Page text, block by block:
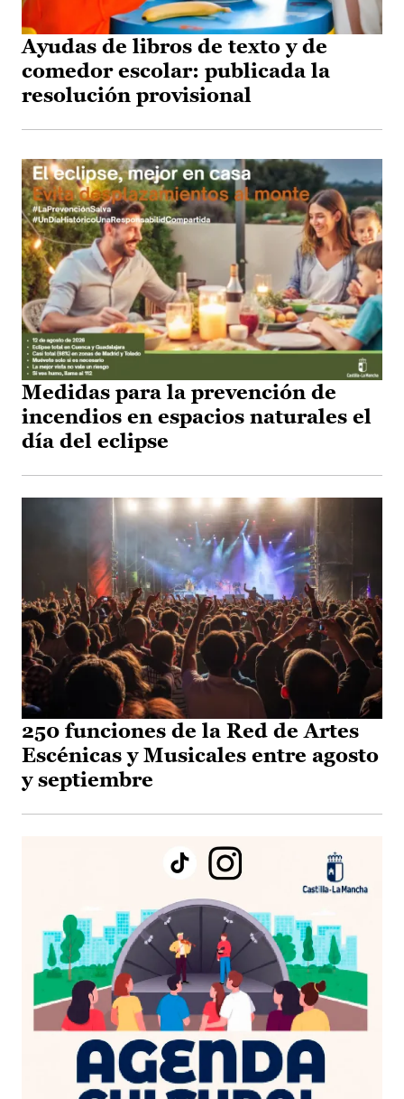
Ayudas de libros de texto y de
comedor escolar: publicada la
resolución provisional
Medidas para la prevención de
incendios en espacios naturales el
día del eclipse
250 funciones de la Red de Artes
Escénicas y Musicales entre agosto
y septiembre